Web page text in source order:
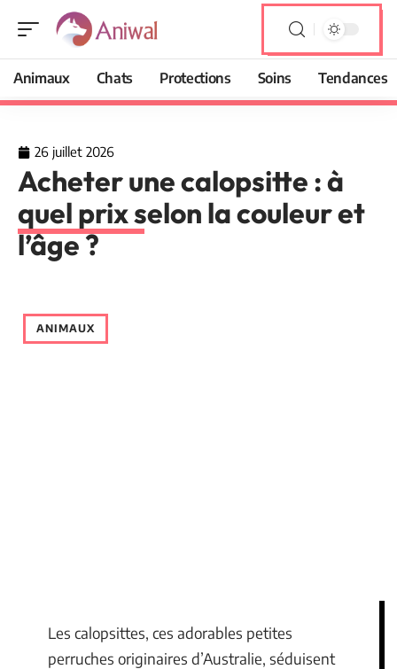
Animaux Chats Protections Soins Tendances
26 juillet 2026
Acheter une calopsitte : à
quel prix selon la couleur et
l’âge ?
ANIMAUX
Les calopsittes, ces adorables petites
perruches originaires d’Australie, séduisent